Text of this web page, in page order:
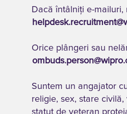
Dacă întâlniţi e-
Orice plângeri sau
Suntem un angajator
religie, sex, stare
statut de veteran